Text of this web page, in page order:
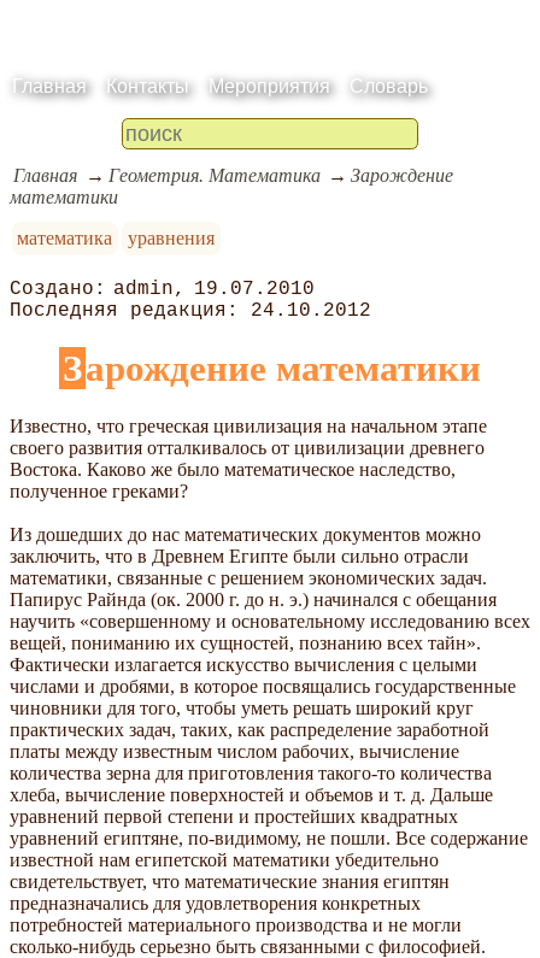
Главная Контакты Мероприятия Словарь
Главная Геометрия. Математика
Зарождение
математики
математика
уравнения
admin
19.07.2010
24.10.2012
Зарождение математики
Известно, что греческая цивилизация на начальном этапе
своего развития отталкивалось от цивилизации древнего
Востока. Каково же было математическое наследство,
полученное греками?
Из дошедших до нас математических документов можно
заключить, что в Древнем Египте были сильно отрасли
математики, связанные с решением экономических задач.
Папирус Райнда (ок. 2000 г. до н. э.) начинался с обещания
научить «совершенному и основательному исследованию всех
вещей, пониманию их сущностей, познанию всех тайн».
Фактически излагается искусство вычисления с целыми
числами и дробями, в которое посвящались государственные
чиновники для того, чтобы уметь решать широкий круг
практических задач, таких, как распределение заработной
платы между известным числом рабочих, вычисление
количества зерна для приготовления такого-то количества
хлеба, вычисление поверхностей и объемов и т. д. Дальше
уравнений первой степени и простейших квадратных
уравнений египтяне, по-видимому, не пошли. Все содержание
известной нам египетской математики убедительно
свидетельствует, что математические знания египтян
предназначались для удовлетворения конкретных
потребностей материального производства и не могли
сколько-нибудь серьезно быть связанными с философией.